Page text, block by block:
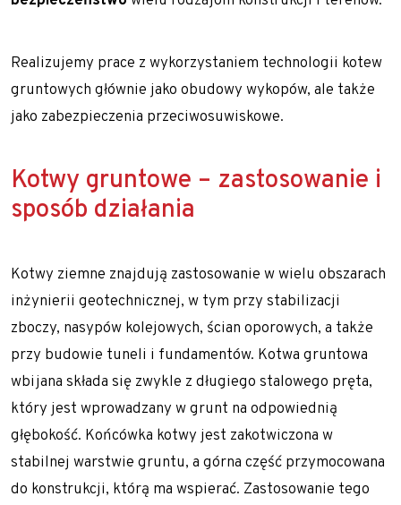
Realizujemy prace z wykorzystaniem technologii kotew
gruntowych głównie jako obudowy wykopów, ale także
jako zabezpieczenia przeciwosuwiskowe.
Kotwy gruntowe – zastosowanie i
sposób działania
Kotwy ziemne znajdują zastosowanie w wielu obszarach
inżynierii geotechnicznej, w tym przy stabilizacji
zboczy, nasypów kolejowych, ścian oporowych, a także
przy budowie tuneli i fundamentów. Kotwa gruntowa
wbijana składa się zwykle z długiego stalowego pręta,
który jest wprowadzany w grunt na odpowiednią
głębokość. Końcówka kotwy jest zakotwiczona w
stabilnej warstwie gruntu, a górna część przymocowana
do konstrukcji, którą ma wspierać. Zastosowanie tego